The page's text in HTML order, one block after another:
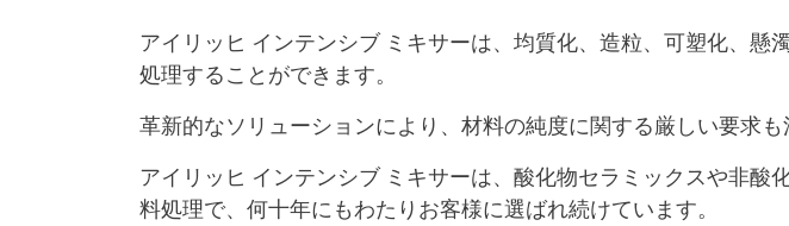
アイリッヒ インテンシブ ミキサーは、均質化、造粒、可塑化、
処理することができます。
革新的なソリューションにより、材料の純度に関する厳しい要求も
アイリッヒ インテンシブ ミキサーは、酸化物セラミックスや非
料処理で、何十年にもわたりお客様に選ばれ続けています。